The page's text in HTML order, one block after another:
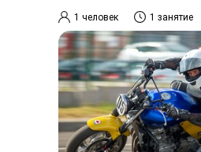
1 человек 1 занятие